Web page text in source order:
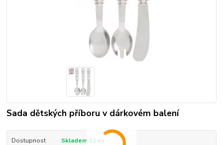
Sada dětských příboru v dárkovém balení
Dostupnost Skladem 12 ks